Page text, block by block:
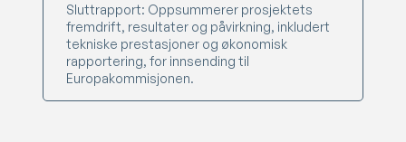
Sluttrapport: Oppsummerer prosjektets
fremdrift, resultater og påvirkning, inkludert
tekniske prestasjoner og økonomisk
rapportering, for innsending til
Europakommisjonen.